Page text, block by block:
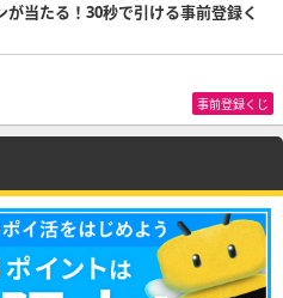
当たる！30秒で引ける事前登録く
事前登録くじ